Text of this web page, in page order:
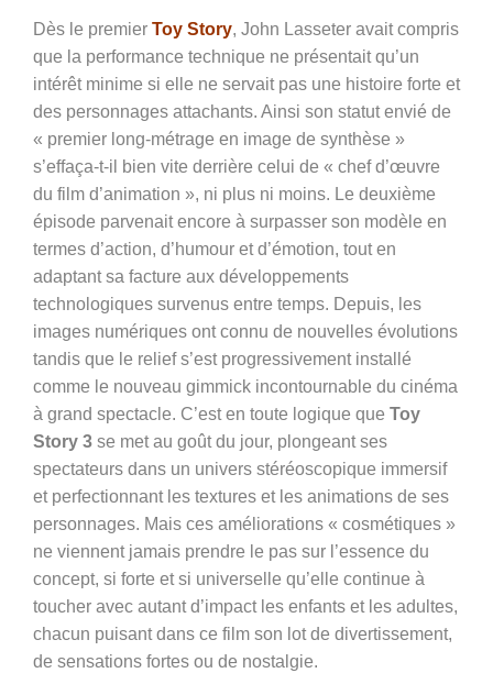
Dès le premier Toy Story, John Lasseter avait compris
que la performance technique ne présentait qu’un
intérêt minime si elle ne servait pas une histoire forte et
des personnages attachants. Ainsi son statut envié de
« premier long-métrage en image de synthèse »
s’effaça-t-il bien vite derrière celui de « chef d’œuvre
du film d’animation », ni plus ni moins. Le deuxième
épisode parvenait encore à surpasser son modèle en
termes d’action, d’humour et d’émotion, tout en
adaptant sa facture aux développements
technologiques survenus entre temps. Depuis, les
images numériques ont connu de nouvelles évolutions
tandis que le relief s’est progressivement installé
comme le nouveau gimmick incontournable du cinéma
à grand spectacle. C’est en toute logique que Toy
Story 3 se met au goût du jour, plongeant ses
spectateurs dans un univers stéréoscopique immersif
et perfectionnant les textures et les animations de ses
personnages. Mais ces améliorations « cosmétiques »
ne viennent jamais prendre le pas sur l’essence du
concept, si forte et si universelle qu’elle continue à
toucher avec autant d’impact les enfants et les adultes,
chacun puisant dans ce film son lot de divertissement,
de sensations fortes ou de nostalgie.